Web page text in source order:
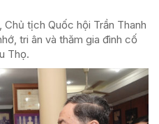
Chủ tịch Quốc hội Trần Thanh
tri ân và thăm gia đình cố
Thọ.